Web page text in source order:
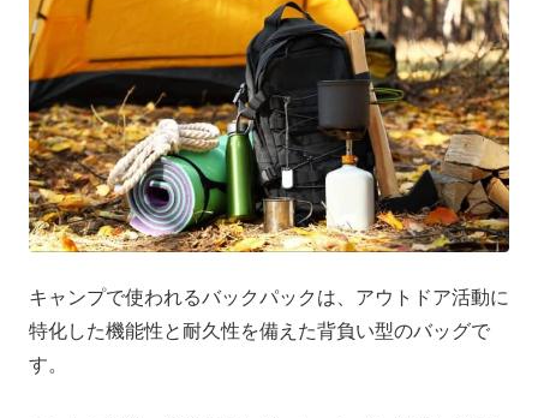
キャンプで使われるバックパックは、アウトドア活動に
特化した機能性と耐久性を備えた背負い型のバッグで
す。